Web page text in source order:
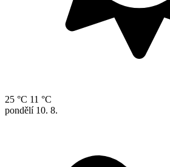
25 °C 11 °C
pondělí 10. 8.